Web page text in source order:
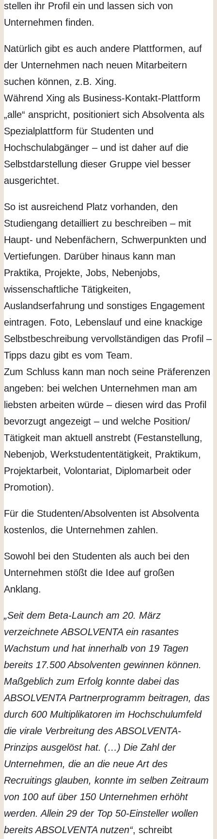
stellen ihr Profil ein und lassen sich von
Unternehmen finden.
Natürlich gibt es auch andere Plattformen, auf
der Unternehmen nach neuen Mitarbeitern
suchen können, z.B. Xing.
Während Xing als Business-Kontakt-Plattform
„alle“ anspricht, positioniert sich Absolventa als
Spezialplattform für Studenten und
Hochschulabgänger – und ist daher auf die
Selbstdarstellung dieser Gruppe viel besser
ausgerichtet.
So ist ausreichend Platz vorhanden, den
Studiengang detailliert zu beschreiben – mit
Haupt- und Nebenfächern, Schwerpunkten und
Vertiefungen. Darüber hinaus kann man
Praktika, Projekte, Jobs, Nebenjobs,
wissenschaftliche Tätigkeiten,
Auslandserfahrung und sonstiges Engagement
eintragen. Foto, Lebenslauf und eine knackige
Selbstbeschreibung vervollständigen das Profil –
Tipps dazu gibt es vom Team.
Zum Schluss kann man noch seine Präferenzen
angeben: bei welchen Unternehmen man am
liebsten arbeiten würde – diesen wird das Profil
bevorzugt angezeigt – und welche Position/
Tätigkeit man aktuell anstrebt (Festanstellung,
Nebenjob, Werkstudententätigkeit, Praktikum,
Projektarbeit, Volontariat, Diplomarbeit oder
Promotion).
Für die Studenten/Absolventen ist Absolventa
kostenlos, die Unternehmen zahlen.
Sowohl bei den Studenten als auch bei den
Unternehmen stößt die Idee auf großen
Anklang.
„Seit dem Beta-Launch am 20. März
verzeichnete ABSOLVENTA ein rasantes
Wachstum und hat innerhalb von 19 Tagen
bereits 17.500 Absolventen gewinnen können.
Maßgeblich zum Erfolg konnte dabei das
ABSOLVENTA Partnerprogramm beitragen, das
durch 600 Multiplikatoren im Hochschulumfeld
die virale Verbreitung des ABSOLVENTA-
Prinzips ausgelöst hat. (…) Die Zahl der
Unternehmen, die an die neue Art des
Recruitings glauben, konnte im selben Zeitraum
von 100 auf über 150 Unternehmen erhöht
werden. Allein 29 der Top 50-Einsteller wollen
bereits ABSOLVENTA nutzen“, schreibt